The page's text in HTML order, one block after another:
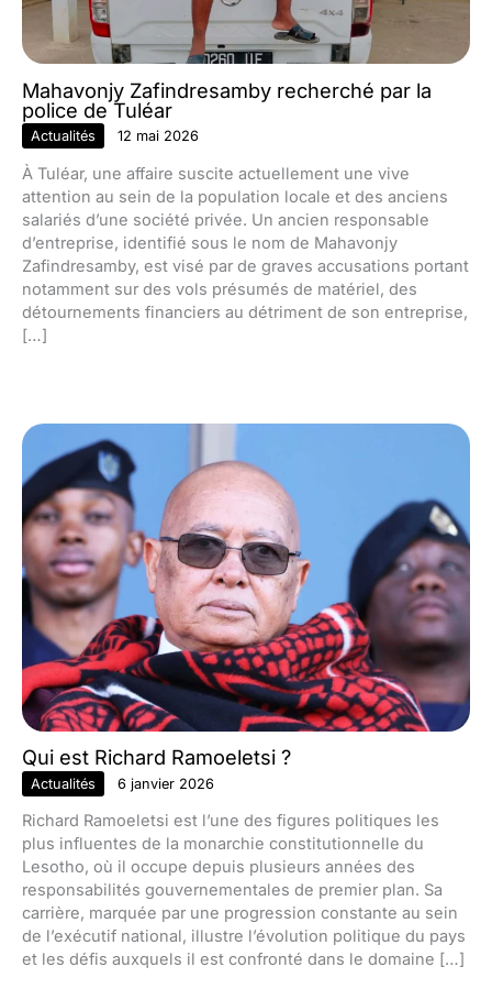
Mahavonjy Zafindresamby recherché par la
police de Tuléar
Actualités 12 mai 2026
À Tuléar, une affaire suscite actuellement une vive
attention au sein de la population locale et des anciens
salariés d’une société privée. Un ancien responsable
d’entreprise, identifié sous le nom de Mahavonjy
Zafindresamby, est visé par de graves accusations portant
notamment sur des vols présumés de matériel, des
détournements financiers au détriment de son entreprise,
[…]
Qui est Richard Ramoeletsi ?
Actualités 6 janvier 2026
Richard Ramoeletsi est l’une des figures politiques les
plus influentes de la monarchie constitutionnelle du
Lesotho, où il occupe depuis plusieurs années des
responsabilités gouvernementales de premier plan. Sa
carrière, marquée par une progression constante au sein
de l’exécutif national, illustre l’évolution politique du pays
et les défis auxquels il est confronté dans le domaine […]